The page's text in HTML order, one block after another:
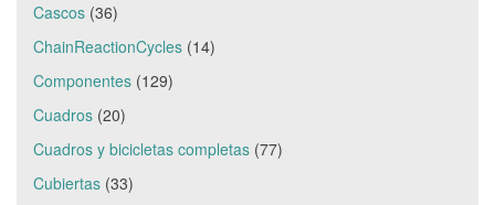
Cascos (36)
ChainReactionCycles (14)
Componentes (129)
Cuadros (20)
Cuadros y bicicletas completas (77)
Cubiertas (33)